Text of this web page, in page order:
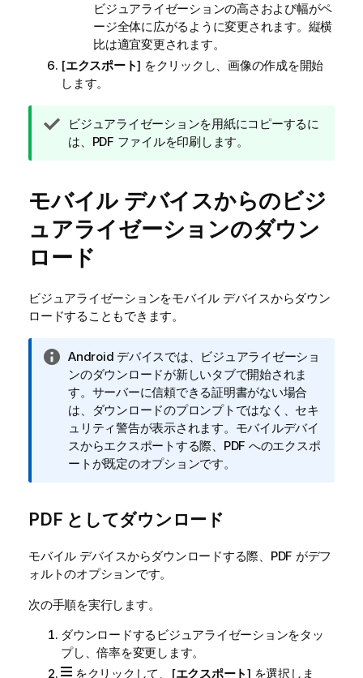
ビジュアライゼーションの高さおよび幅がペ
ージ全体に広がるように変更されます。縦横
比は適宜変更されます。
[エクスポート] をクリックし、画像の作成を開始
します。
ヒ
ン
モ
ビジュアライゼーションを用紙にコピーするに
は、PDF ファイルを印刷します。
モバイル デバイスからのビジ
ュアライゼーションのダウン
ロード
ビジュアライゼーションをモバイル デバイスからダウン
ロードすることもできます。
情
報
メ
モ
Android デバイスでは、ビジュアライゼーショ
ンのダウンロードが新しいタブで開始されま
す。サーバーに信頼できる証明書がない場合
は、ダウンロードのプロンプトではなく、セキ
ュリティ警告が表示されます。モバイルデバイ
スからエクスポートする際、PDF へのエクスポ
ートが既定のオプションです。
PDF としてダウンロード
モバイル デバイスからダウンロードする際、PDF がデフ
ォルトのオプションです。
次の手順を実行します。
ダウンロードするビジュアライゼーションをタッ
プし、倍率を変更します。
をクリックして、[エクスポート] を選択しま